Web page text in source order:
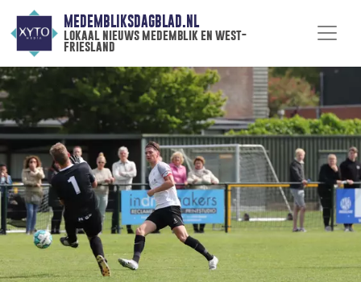
MEDEMBLIKSDAGBLAD.NL
lokaal nieuws medemblik en west-
friesland